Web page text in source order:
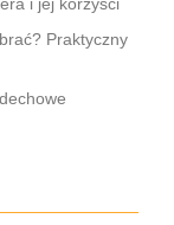
Praktyczny